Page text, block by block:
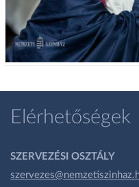
Elérhetőségek
SZERVEZÉSI OSZTÁLY